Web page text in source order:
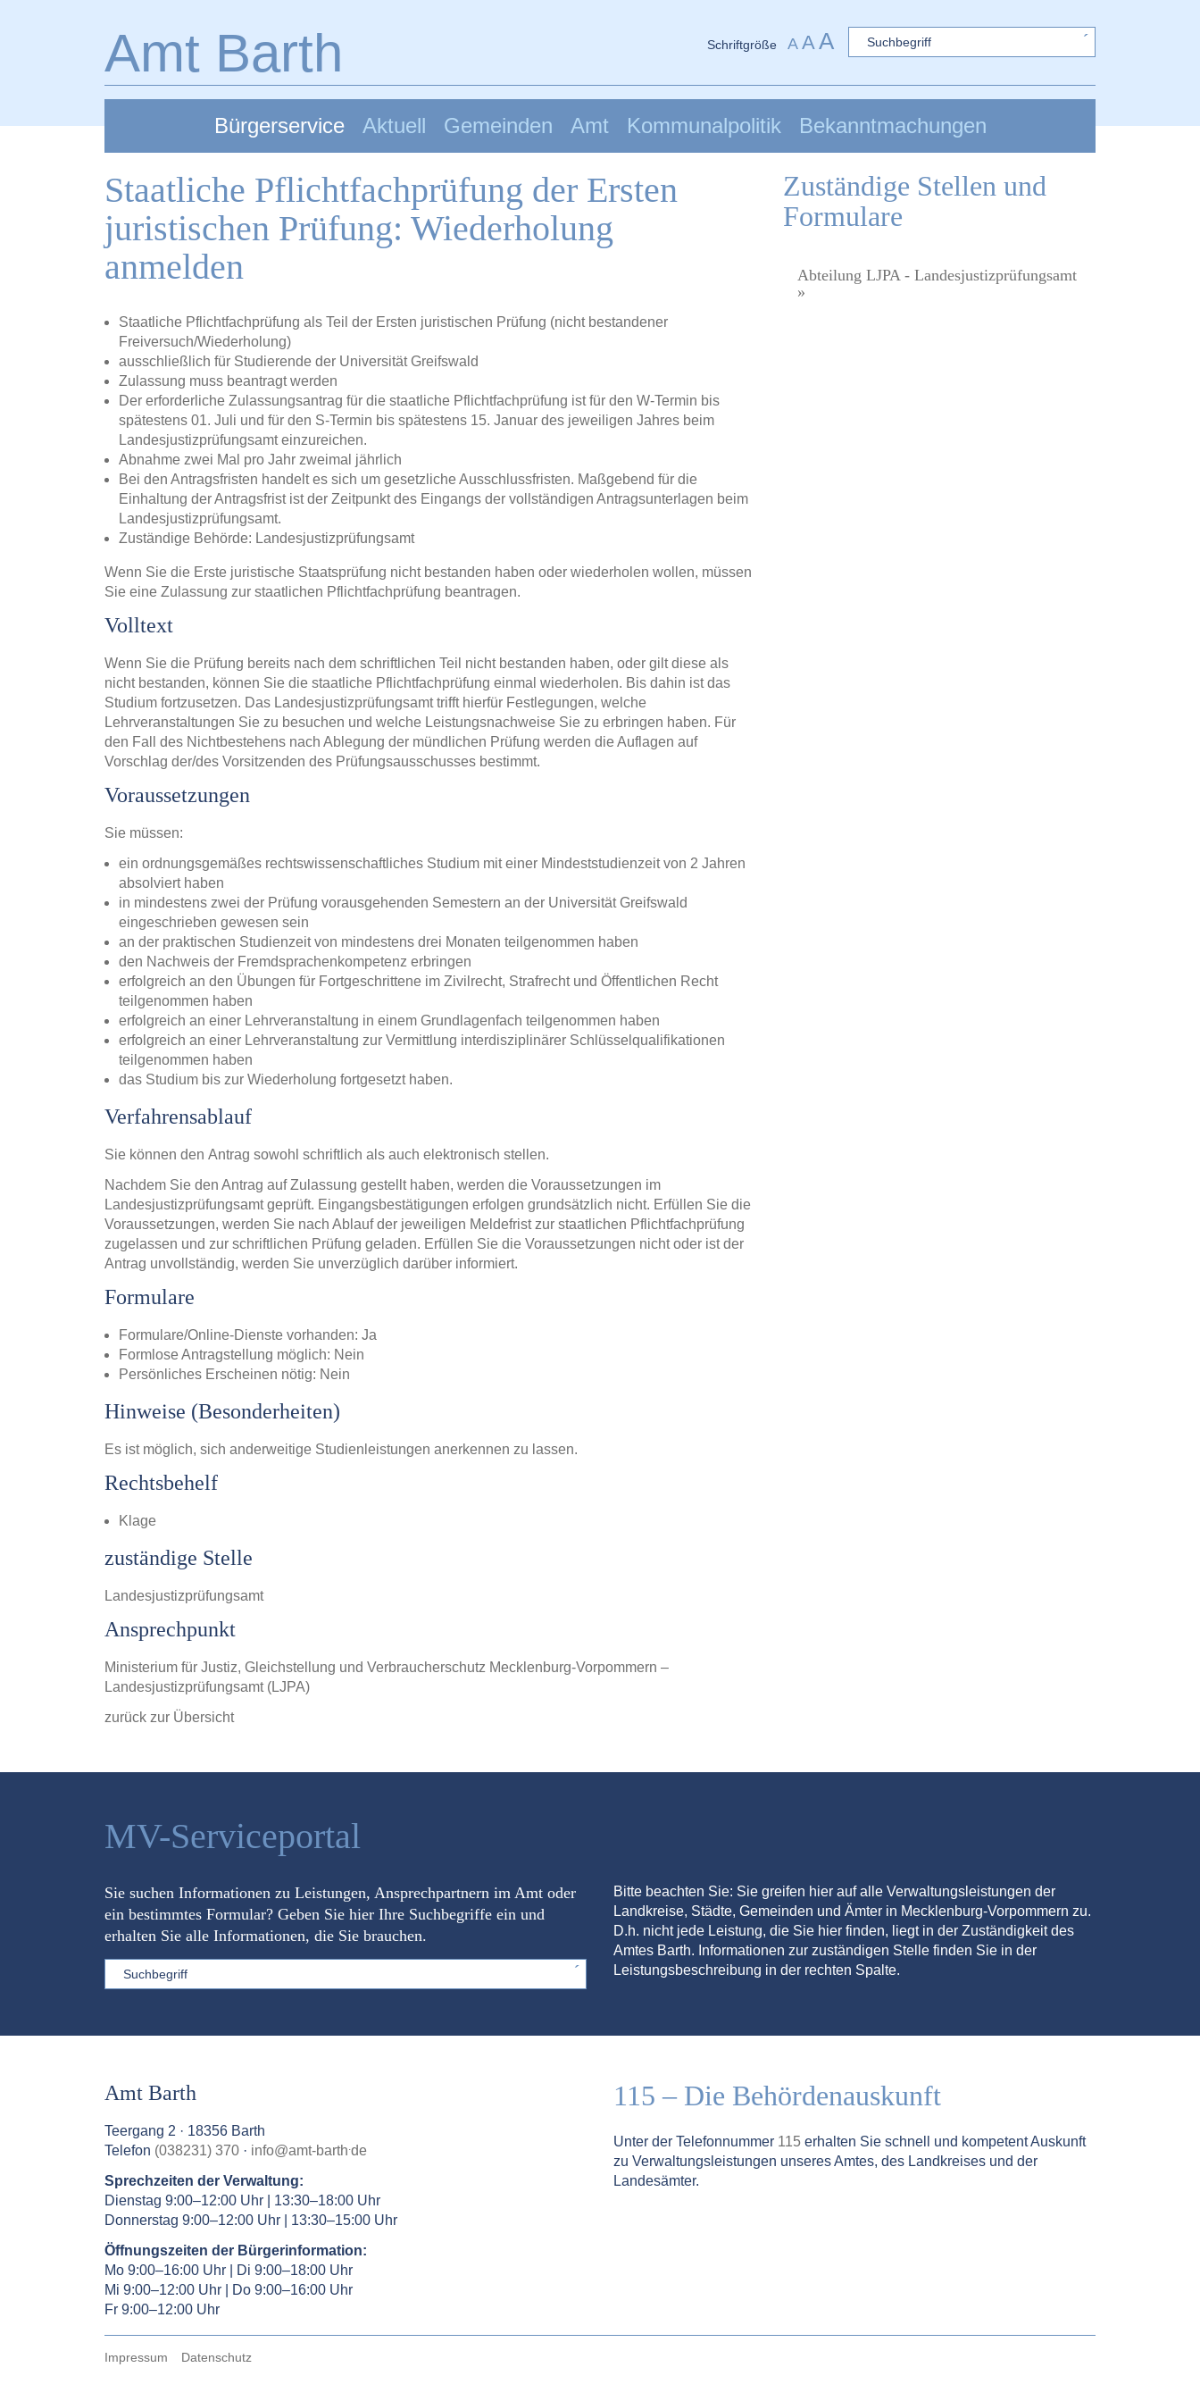
Amt Barth Schriftgröße A AA Sword
Bürgerservice Aktuell Gemeinden Amt Kommunalpolitik Bekanntmachungen
Staatliche Pflichtfachprüfung der Ersten
juristischen Prüfung: Wiederholung
anmelden
Staatliche Pflichtfachprüfung als Teil der Ersten juristischen Prüfung (nicht bestandener
Freiversuch/Wiederholung)
ausschließlich für Studierende der Universität Greifswald
Zulassung muss beantragt werden
Der erforderliche Zulassungsantrag für die staatliche Pflichtfachprüfung ist für den W-Termin bis
spätestens 01. Juli und für den S-Termin bis spätestens 15. Januar des jeweiligen Jahres beim
Landesjustizprüfungsamt einzureichen.
Abnahme zwei Mal pro Jahr zweimal jährlich
Bei den Antragsfristen handelt es sich um gesetzliche Ausschlussfristen. Maßgebend für die
Einhaltung der Antragsfrist ist der Zeitpunkt des Eingangs der vollständigen Antragsunterlagen beim
Landesjustizprüfungsamt.
Zuständige Behörde: Landesjustizprüfungsamt
Wenn Sie die Erste juristische Staatsprüfung nicht bestanden haben oder wiederholen wollen, müssen
Sie eine Zulassung zur staatlichen Pflichtfachprüfung beantragen.
Volltext
Wenn Sie die Prüfung bereits nach dem schriftlichen Teil nicht bestanden haben, oder gilt diese als
nicht bestanden, können Sie die staatliche Pflichtfachprüfung einmal wiederholen. Bis dahin ist das
Studium fortzusetzen. Das Landesjustizprüfungsamt trifft hierfür Festlegungen, welche
Lehrveranstaltungen Sie zu besuchen und welche Leistungsnachweise Sie zu erbringen haben. Für
den Fall des Nichtbestehens nach Ablegung der mündlichen Prüfung werden die Auflagen auf
Vorschlag der/des Vorsitzenden des Prüfungsausschusses bestimmt.
Voraussetzungen
Sie müssen:
ein ordnungsgemäßes rechtswissenschaftliches Studium mit einer Mindeststudienzeit von 2 Jahren
absolviert haben
in mindestens zwei der Prüfung vorausgehenden Semestern an der Universität Greifswald
eingeschrieben gewesen sein
an der praktischen Studienzeit von mindestens drei Monaten teilgenommen haben
den Nachweis der Fremdsprachenkompetenz erbringen
erfolgreich an den Übungen für Fortgeschrittene im Zivilrecht, Strafrecht und Öffentlichen Recht
teilgenommen haben
erfolgreich an einer Lehrveranstaltung in einem Grundlagenfach teilgenommen haben
erfolgreich an einer Lehrveranstaltung zur Vermittlung interdisziplinärer Schlüsselqualifikationen
teilgenommen haben
das Studium bis zur Wiederholung fortgesetzt haben.
Verfahrensablauf
Sie können den Antrag sowohl schriftlich als auch elektronisch stellen.
Nachdem Sie den Antrag auf Zulassung gestellt haben, werden die Voraussetzungen im
Landesjustizprüfungsamt geprüft. Eingangsbestätigungen erfolgen grundsätzlich nicht. Erfüllen Sie die
Voraussetzungen, werden Sie nach Ablauf der jeweiligen Meldefrist zur staatlichen Pflichtfachprüfung
zugelassen und zur schriftlichen Prüfung geladen. Erfüllen Sie die Voraussetzungen nicht oder ist der
Antrag unvollständig, werden Sie unverzüglich darüber informiert.
Formulare
Formulare/Online-Dienste vorhanden: Ja
Formlose Antragstellung möglich: Nein
Persönliches Erscheinen nötig: Nein
Hinweise (Besonderheiten)
Es ist möglich, sich anderweitige Studienleistungen anerkennen zu lassen.
Rechtsbehelf
Klage
zuständige Stelle
Landesjustizprüfungsamt
Ansprechpunkt
Ministerium für Justiz, Gleichstellung und Verbraucherschutz Mecklenburg-Vorpommern –
Landesjustizprüfungsamt (LJPA)
zurück zur Übersicht
Zuständige Stellen und
Formulare
Abteilung LJPA - Landesjustizprüfungsamt
»
MV-Serviceportal
Sie suchen Informationen zu Leistungen, Ansprechpartnern im Amt oder
ein bestimmtes Formular? Geben Sie hier Ihre Suchbegriffe ein und
erhalten Sie alle Informationen, die Sie brauchen.
Sword
Bitte beachten Sie: Sie greifen hier auf alle Verwaltungsleistungen der
Landkreise, Städte, Gemeinden und Ämter in Mecklenburg-Vorpommern zu.
D.h. nicht jede Leistung, die Sie hier finden, liegt in der Zuständigkeit des
Amtes Barth. Informationen zur zuständigen Stelle finden Sie in der
Leistungsbeschreibung in der rechten Spalte.
Amt Barth
Teergang 2 · 18356 Barth
Telefon (038231) 370 · info@amt-barth.de
Sprechzeiten der Verwaltung:
Dienstag 9:00–12:00 Uhr | 13:30–18:00 Uhr
Donnerstag 9:00–12:00 Uhr | 13:30–15:00 Uhr
Öffnungszeiten der Bürgerinformation:
Mo 9:00–16:00 Uhr | Di 9:00–18:00 Uhr
Mi 9:00–12:00 Uhr | Do 9:00–16:00 Uhr
Fr 9:00–12:00 Uhr
115 – Die Behördenauskunft
Unter der Telefonnummer 115 erhalten Sie schnell und kompetent Auskunft
zu Verwaltungsleistungen unseres Amtes, des Landkreises und der
Landesämter.
Impressum Datenschutz